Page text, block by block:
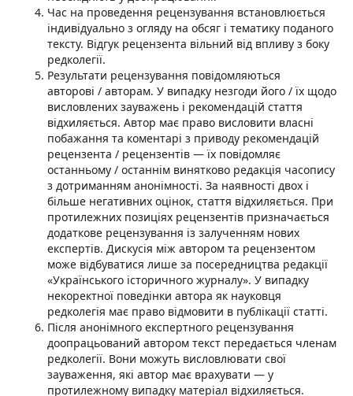
Час на проведення рецензування встановлюється
індивідуально з огляду на обсяг і тематику поданого
тексту. Відгук рецензента вільний від впливу з боку
редколегії.
Результати рецензування повідомляються
авторові / авторам. У випадку незгоди його / їх щодо
висловлених зауважень і рекомендацій стаття
відхиляється. Автор має право висловити власні
побажання та коментарі з приводу рекомендацій
рецензента / рецензентів — їх повідомляє
останньому / останнім винятково редакція часопису
з дотриманням анонімності. За наявності двох і
більше негативних оцінок, стаття відхиляється. При
протилежних позиціях рецензентів призначається
додаткове рецензування із залученням нових
експертів. Дискусія між автором та рецензентом
може відбуватися лише за посередництва редакції
«Українського історичного журналу». У випадку
некоректної поведінки автора як науковця
редколегія має право відмовити в публікації статті.
Після анонімного експертного рецензування
доопрацьований автором текст передається членам
редколегії. Вони можуть висловлювати свої
зауваження, які автор має врахувати — у
протилежному випадку матеріал відхиляється.